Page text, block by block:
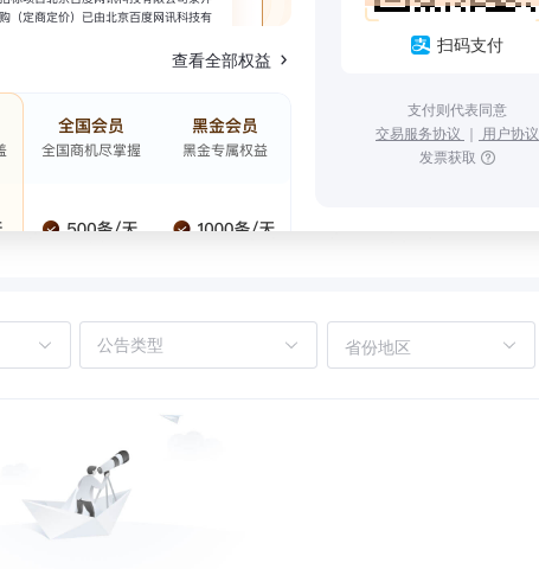
查看全部权益
扫码支付
支付则代表同意
交易服务协议 ｜ 用户协议
发票获取
省份地区